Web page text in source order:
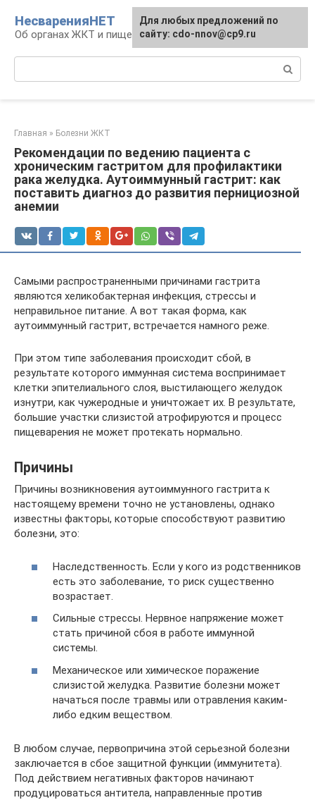
контенту
НесваренияНЕТ
Об органах ЖКТ и пищеварении
Главная » Болезни ЖКТ
Рекомендации по ведению пациента с
хроническим гастритом для профилактики
рака желудка. Аутоиммунный гастрит: как
поставить диагноз до развития пернициозной
анемии
Самыми распространенными причинами гастрита
являются хеликобактерная инфекция, стрессы и
неправильное питание. А вот такая форма, как
аутоиммунный гастрит, встречается намного реже.
При этом типе заболевания происходит сбой, в
результате которого иммунная система воспринимает
клетки эпителиального слоя, выстилающего желудок
изнутри, как чужеродные и уничтожает их. В результате,
большие участки слизистой атрофируются и процесс
пищеварения не может протекать нормально.
Причины
Причины возникновения аутоиммунного гастрита к
настоящему времени точно не установлены, однако
известны факторы, которые способствуют развитию
болезни, это:
Наследственность. Если у кого из родственников
есть это заболевание, то риск существенно
возрастает.
Сильные стрессы. Нервное напряжение может
стать причиной сбоя в работе иммунной
системы.
Механическое или химическое поражение
слизистой желудка. Развитие болезни может
начаться после травмы или отравления каким-
либо едким веществом.
В любом случае, первопричина этой серьезной болезни
заключается в сбое защитной функции (иммунитета).
Под действием негативных факторов начинают
продуцироваться антитела, направленные против
Для любых предложений по
сайту: cdo-nnov@cp9.ru